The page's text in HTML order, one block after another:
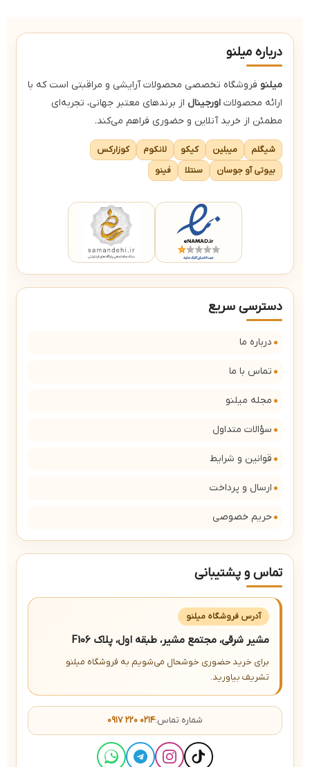
درباره میلنو
میلنو فروشگاه تخصصی محصولات آرایشی و مراقبتی است که با
ارائه محصولات اورجینال از برندهای معتبر جهانی، تجربه‌ای
مطمئن از خرید آنلاین و حضوری فراهم می‌کند.
شیگلم میبلین کیکو لانکوم
کوزارکس
بیوتی آو جوسان
سنتلا فینو
دسترسی سریع
درباره ما
تماس با ما
مجله میلنو
سؤالات متداول
قوانین و شرایط
ارسال و پرداخت
حریم خصوصی
تماس و پشتیبانی
آدرس فروشگاه میلنو
مشیر شرقی، مجتمع مشیر، طبقه اول، پلاک F106
برای خرید حضوری خوشحال می‌شویم به فروشگاه میلنو
تشریف بیاورید.
شماره تماس:۰۹۱۷ ۲۲۰ ۰۲۱۴